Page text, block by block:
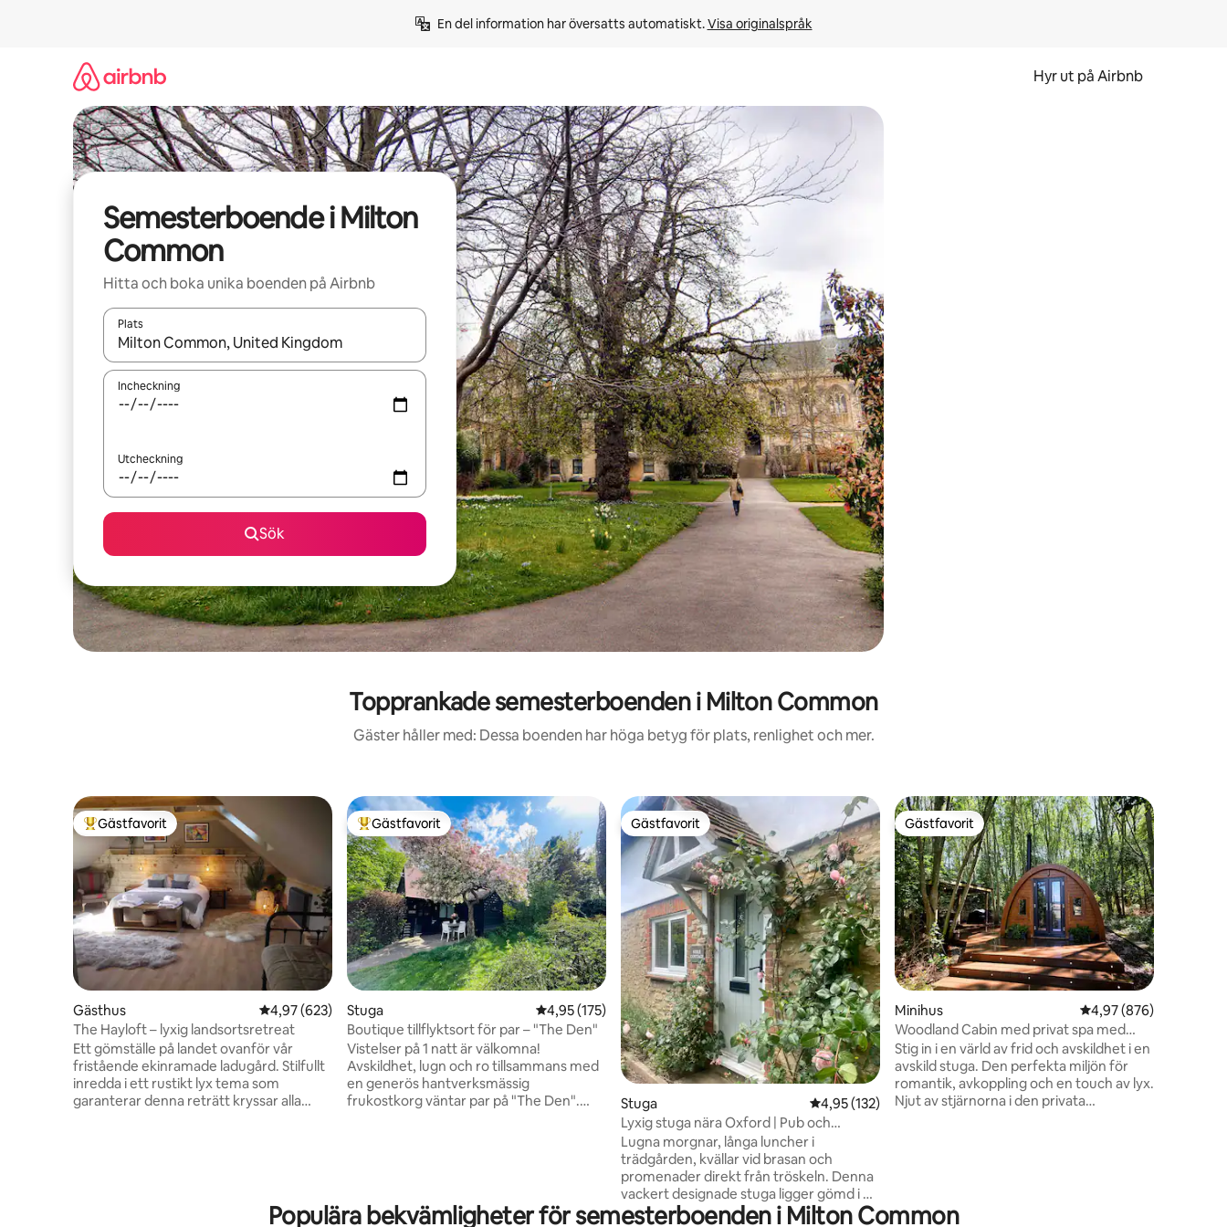
En del information har översatts automatiskt. Visa originalspråk
Hyr ut på Airbnb
Semesterboende i Milton
Common
Hitta och boka unika boenden på Airbnb
Plats
När resultaten är tillgängliga kan du navigera med upp- och nedåtpilarna eller utforska genom att trycka eller svepa.
Incheckning
Utcheckning
Sök
Topprankade semesterboenden i Milton Common
Gäster håller med: Dessa boenden har höga betyg för plats, renlighet och mer.
Populär gästfavorit
Gästfavorit
Gästhus 4,97 av 5 i genomsnittligt betyg, 623 omdömen
4,97 (623)
The Hayloft – lyxig landsortsretreat
Ett gömställe på landet ovanför vår
fristående ekinramade ladugård. Stilfullt
inredda i ett rustikt lyx tema som
garanterar denna reträtt kryssar alla
mat de flesta dagar (vänligen kontrollera)
och det finns ett mycket välutrustat kök
Populär gästfavorit
Gästfavorit
Stuga 4,95 av 5 i genomsnittligt betyg, 175 omdömen
4,95 (175)
Boutique tillflyktsort för par – "The Den"
Vistelser på 1 natt är välkomna!
Avskildhet, lugn och ro tillsammans med
en generös hantverksmässig
frukostkorg väntar par på "The Den".
med smart-TV med Netflix, WiFi, kokvrå
med Belfast-diskbänk, minikylskåp,
Gästfavorit
Gästfavorit
Stuga 4,95 av 5 i genomsnittligt betyg, 132 omdömen
4,95 (132)
Lyxig stuga nära Oxford | Pub och
trädgård
Lugna morgnar, långa luncher i
trädgården, kvällar vid brasan och
promenader direkt från tröskeln. Denna
vackert designade stuga ligger gömd i en
lugn by i Oxfordshire, bara 15 minuter
Gästfavorit
Gästfavorit
Minihus 4,97 av 5 i
4,97 (876)
Woodland Cabin med privat spa med
bubbelpool
Stig in i en värld av frid och avskildhet i en
avskild stuga. Den perfekta miljön för
romantik, avkoppling och en touch av lyx.
Njut av stjärnorna i den privata
kulturarvsplatser är detta den perfekta
Populära bekvämligheter för semesterboenden i Milton Common